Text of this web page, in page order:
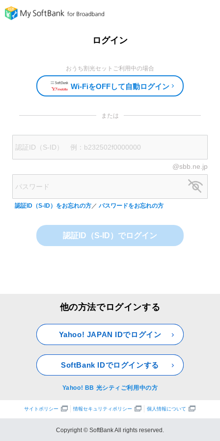
ログイン
おうち割光セットご利用中の場合
Wi-FiをOFFして自動ログイン
または
@sbb.ne.jp
認証ID（S-ID）をお忘れの方／ パスワードをお忘れの方
認証ID（S-ID）でログイン
他の方法でログインする
Yahoo! JAPAN IDでログイン
SoftBank IDでログインする
Yahoo! BB 光シティご利用中の方
サイトポリシー 情報セキュリティポリシー 個人情報について
Copyright © SoftBank All rights reserved.